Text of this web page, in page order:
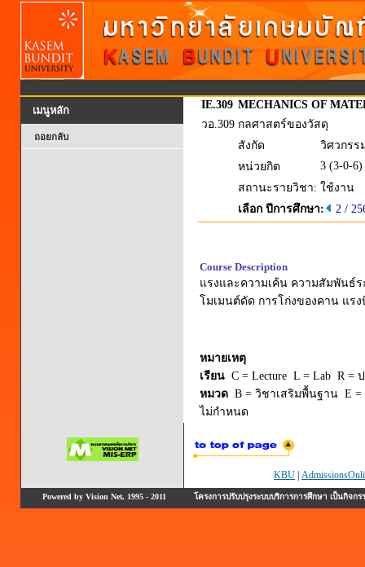
เมนูหลัก
ถอยกลับ
IE.309 MECHANICS OF
วอ.309 กลศาสตร์ของวัสดุ
สังกัด
วิศวกรร
หน่วยกิต
3 (3-0-6)
สถานะรายวิชา: ใช้งาน
เลือก ปีการศึกษา:
2 /
Course Description
แรงและความเค้น ความสัมพันธ์
โมเมนต์ดัด การโก่งของคาน แร
หมายเหตุ
เรียน C = Lecture L = Lab R =
หมวด B = วิชาเสริมพื้นฐาน E
ไม่กำหนด
KBU
Powered by Vision Net, 1995 - 2011 โครงการปรับปรุงระบบบริการการศึกษา เป็นกิ